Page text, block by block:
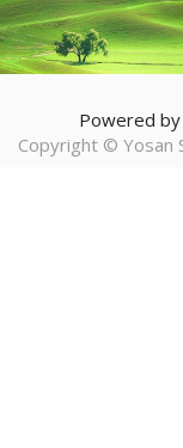
Powered by
Copyright © Yosan